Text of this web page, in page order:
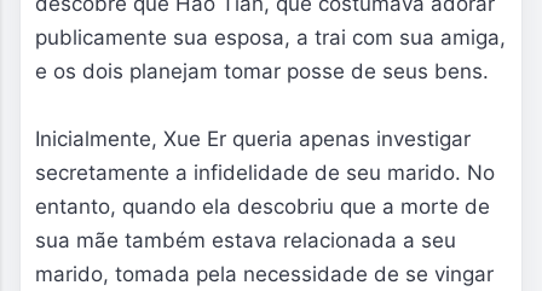
publicamente sua esposa, a trai com sua amiga,
e os dois planejam tomar posse de seus bens.
Inicialmente, Xue Er queria apenas investigar
secretamente a infidelidade de seu marido. No
entanto, quando ela descobriu que a morte de
sua mãe também estava relacionada a seu
marido, tomada pela necessidade de se vingar